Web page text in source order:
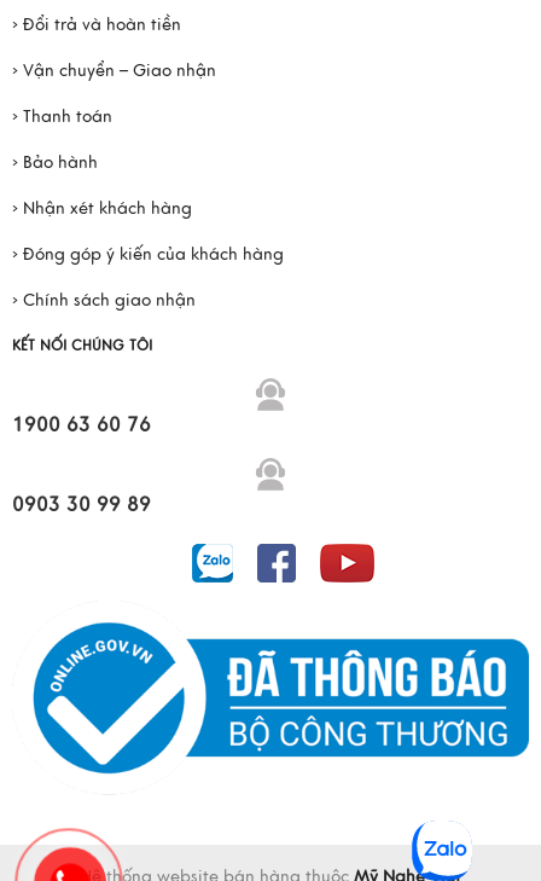
› Đổi trả và hoàn tiền
› Vận chuyển – Giao nhận
› Thanh toán
› Bảo hành
› Nhận xét khách hàng
› Đóng góp ý kiến của khách hàng
› Chính sách giao nhận
KẾT NỐI CHÚNG TÔI
1900 63 60 76
0903 30 99 89
Hệ thống website bán hàng thuộc Mỹ Nghệ Việt